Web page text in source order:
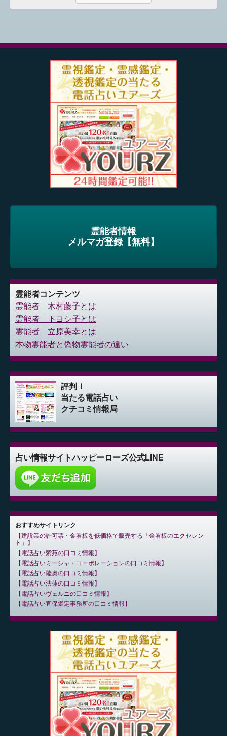
霊能者情報
メルマガ登録【無料】
霊能者コンテンツ
霊能者 木村藤子とは
霊能者 下ヨシ子とは
霊能者 立原美幸とは
本物霊能者と偽物霊能者の違い
評判！
当たる電話占い
クチコミ情報局
占い情報サイトハッピーローズ公式LINE
おすすめサイトリンク
建設業の許可票・金看板を低価格で販売する「金看板のエクセレン
ト」
電話占い紫苑の口コミ情報
電話占いミーシャ・コーポレーションの口コミ情報
電話占い陸奥の口コミ情報
電話占い法蓮の口コミ情報
電話占いヴェルニの口コミ情報
電話占い宜保鑑定事務所の口コミ情報